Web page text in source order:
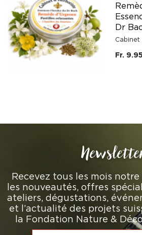
Dr
Cabinet
Fr. 9.95
Recevez tous les mois
les nouveautés, offres
ateliers, dégustations,
et l’actualité des projets
la Fondation Nature &